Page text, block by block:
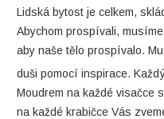
Lidská bytost je celkem,
Abychom prospívali,
aby naše tělo prospívalo.
duši pomocí inspirace.
Moudrem na každé visačce
na každé krabičce Vás